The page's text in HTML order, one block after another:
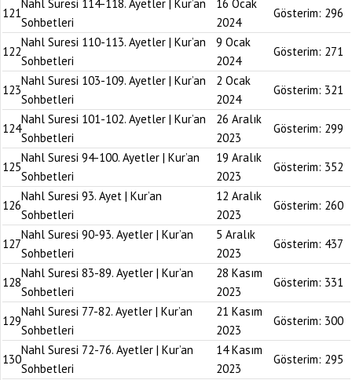
121
Nahl Suresi 114-118. Ayetler | Kur’an
Sohbetleri
16 Ocak
2024
Gösterim: 296
122
Nahl Suresi 110-113. Ayetler | Kur’an
Sohbetleri
9 Ocak
2024
Gösterim: 271
123
Nahl Suresi 103-109. Ayetler | Kur’an
Sohbetleri
2 Ocak
2024
Gösterim: 321
124
Nahl Suresi 101-102. Ayetler | Kur’an
Sohbetleri
26 Aralık
2023
Gösterim: 299
125
Nahl Suresi 94-100. Ayetler | Kur’an
Sohbetleri
19 Aralık
2023
Gösterim: 352
126
Nahl Suresi 93. Ayet | Kur’an
Sohbetleri
12 Aralık
2023
Gösterim: 260
127
Nahl Suresi 90-93. Ayetler | Kur’an
Sohbetleri
5 Aralık
2023
Gösterim: 437
128
Nahl Suresi 83-89. Ayetler | Kur’an
Sohbetleri
28 Kasım
2023
Gösterim: 331
129
Nahl Suresi 77-82. Ayetler | Kur’an
Sohbetleri
21 Kasım
2023
Gösterim: 300
130
Nahl Suresi 72-76. Ayetler | Kur’an
Sohbetleri
14 Kasım
2023
Gösterim: 295